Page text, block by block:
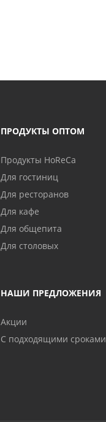
ПРОДУКТЫ ОПТОМ
Продукты HoReCa
Для гостиниц
Для ресторанов
Для кафе
Для общепита
Для столовых
НАШИ ПРЕДЛОЖЕНИЯ
Акции
С подходящими сроками